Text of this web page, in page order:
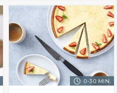
0-30 MIN.